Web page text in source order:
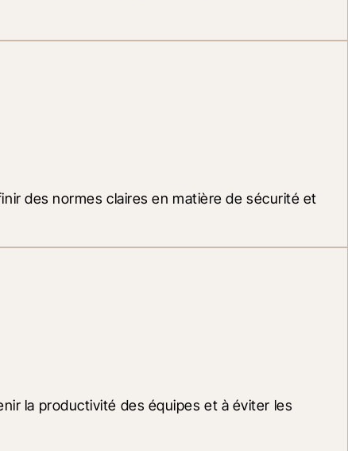
des normes claires en matière de sécurité et
la productivité des équipes et à éviter les